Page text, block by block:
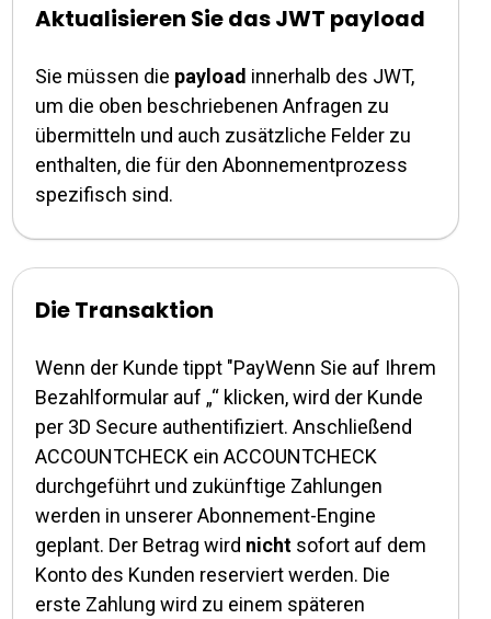
Aktualisieren Sie das JWT payload
Sie müssen die payload innerhalb des JWT,
um die oben beschriebenen Anfragen zu
übermitteln und auch zusätzliche Felder zu
enthalten, die für den Abonnementprozess
spezifisch sind.
Die Transaktion
Wenn der Kunde tippt "PayWenn Sie auf Ihrem
Bezahlformular auf „“ klicken, wird der Kunde
per 3D Secure authentifiziert. Anschließend
ACCOUNTCHECK ein ACCOUNTCHECK
durchgeführt und zukünftige Zahlungen
werden in unserer Abonnement-Engine
geplant. Der Betrag wird nicht sofort auf dem
Konto des Kunden reserviert werden. Die
erste Zahlung wird zu einem späteren